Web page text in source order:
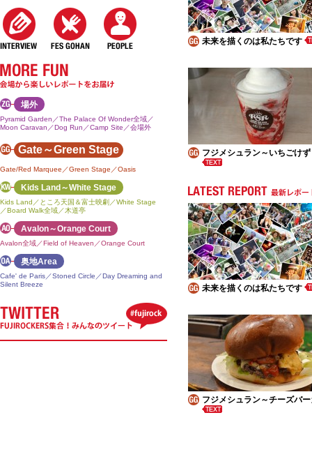
未来を描くのは私たちです
フジメシュラン～いちごけ
未来を描くのは私たちです
フジメシュラン～チーズバ
場外
Pyramid Garden／The Palace Of Wonder全域／
Moon Caravan／Dog Run／Camp Site／会場外
Gate～Green Stage
Gate/Red Marquee／Green Stage／Oasis
Kids Land～White Stage
Kids Land／ところ天国＆富士映劇／White Stage
／Board Walk全域／木道亭
Avalon～Orange Court
Avalon全域／Field of Heaven／Orange Court
奥地Area
Cafe' de Paris／Stoned Circle／Day Dreaming and
Silent Breeze